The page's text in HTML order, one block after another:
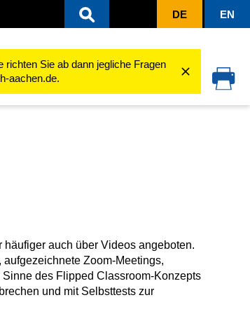
DE EN
Sie ab dann jegliche Fragen
aachen.de.
Audio und Video Videos im Lernraum nutzen
auch über Videos angeboten.
Zoom-Meetings,
des Flipped Classroom-Konzepts
und mit Selbsttests zur